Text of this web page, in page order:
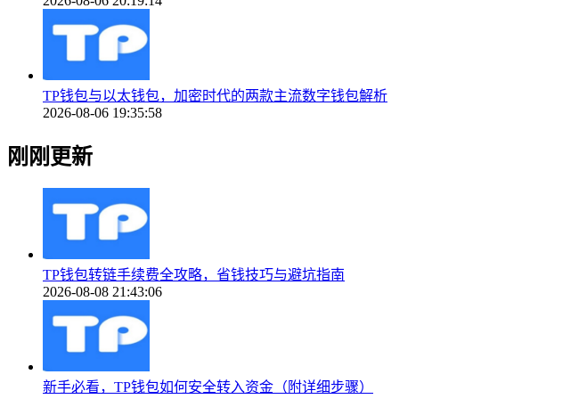
TP钱包与以太钱包，加密时代的两款主流数字钱包解析
2026-08-06 19:35:58
刚刚更新
TP钱包转链手续费全攻略，省钱技巧与避坑指南
2026-08-08 21:43:06
新手必看，TP钱包如何安全转入资金（附详细步骤）